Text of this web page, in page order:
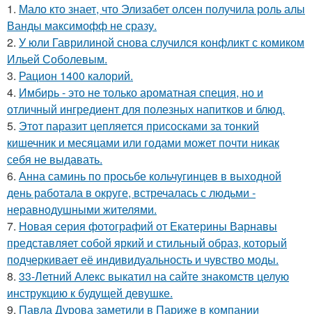
1. Мало кто знает, что Элизабет олсен получила роль алы
Ванды максимофф не сразу.
2. У юли Гаврилиной снова случился конфликт с комиком
Ильей Соболевым.
3. Рацион 1400 калорий.
4. Имбирь - это не только ароматная специя, но и
отличный ингредиент для полезных напитков и блюд.
5. Этот паразит цепляется присосками за тонкий
кишечник и месяцами или годами может почти никак
себя не выдавать.
6. Анна саминь по просьбе кольчугинцев в выходной
день работала в округе, встречалась с людьми -
неравнодушными жителями.
7. Новая серия фотографий от Екатерины Варнавы
представляет собой яркий и стильный образ, который
подчеркивает её индивидуальность и чувство моды.
8. 33-Летний Алекс выкатил на сайте знакомств целую
инструкцию к будущей девушке.
9. Павла Дурова заметили в Париже в компании